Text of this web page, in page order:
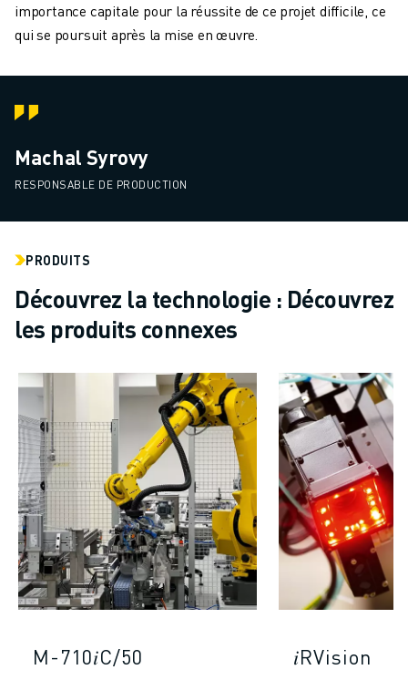
importance capitale pour la réussite de ce projet difficile, ce
qui se poursuit après la mise en œuvre.
Machal Syrovy
RESPONSABLE DE PRODUCTION
PRODUITS
Découvrez la technologie : Découvrez
les produits connexes
M-710𝑖C/50 𝑖RVision